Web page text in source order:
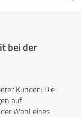
bei der
Kunden: Die
auf
Wahl eines